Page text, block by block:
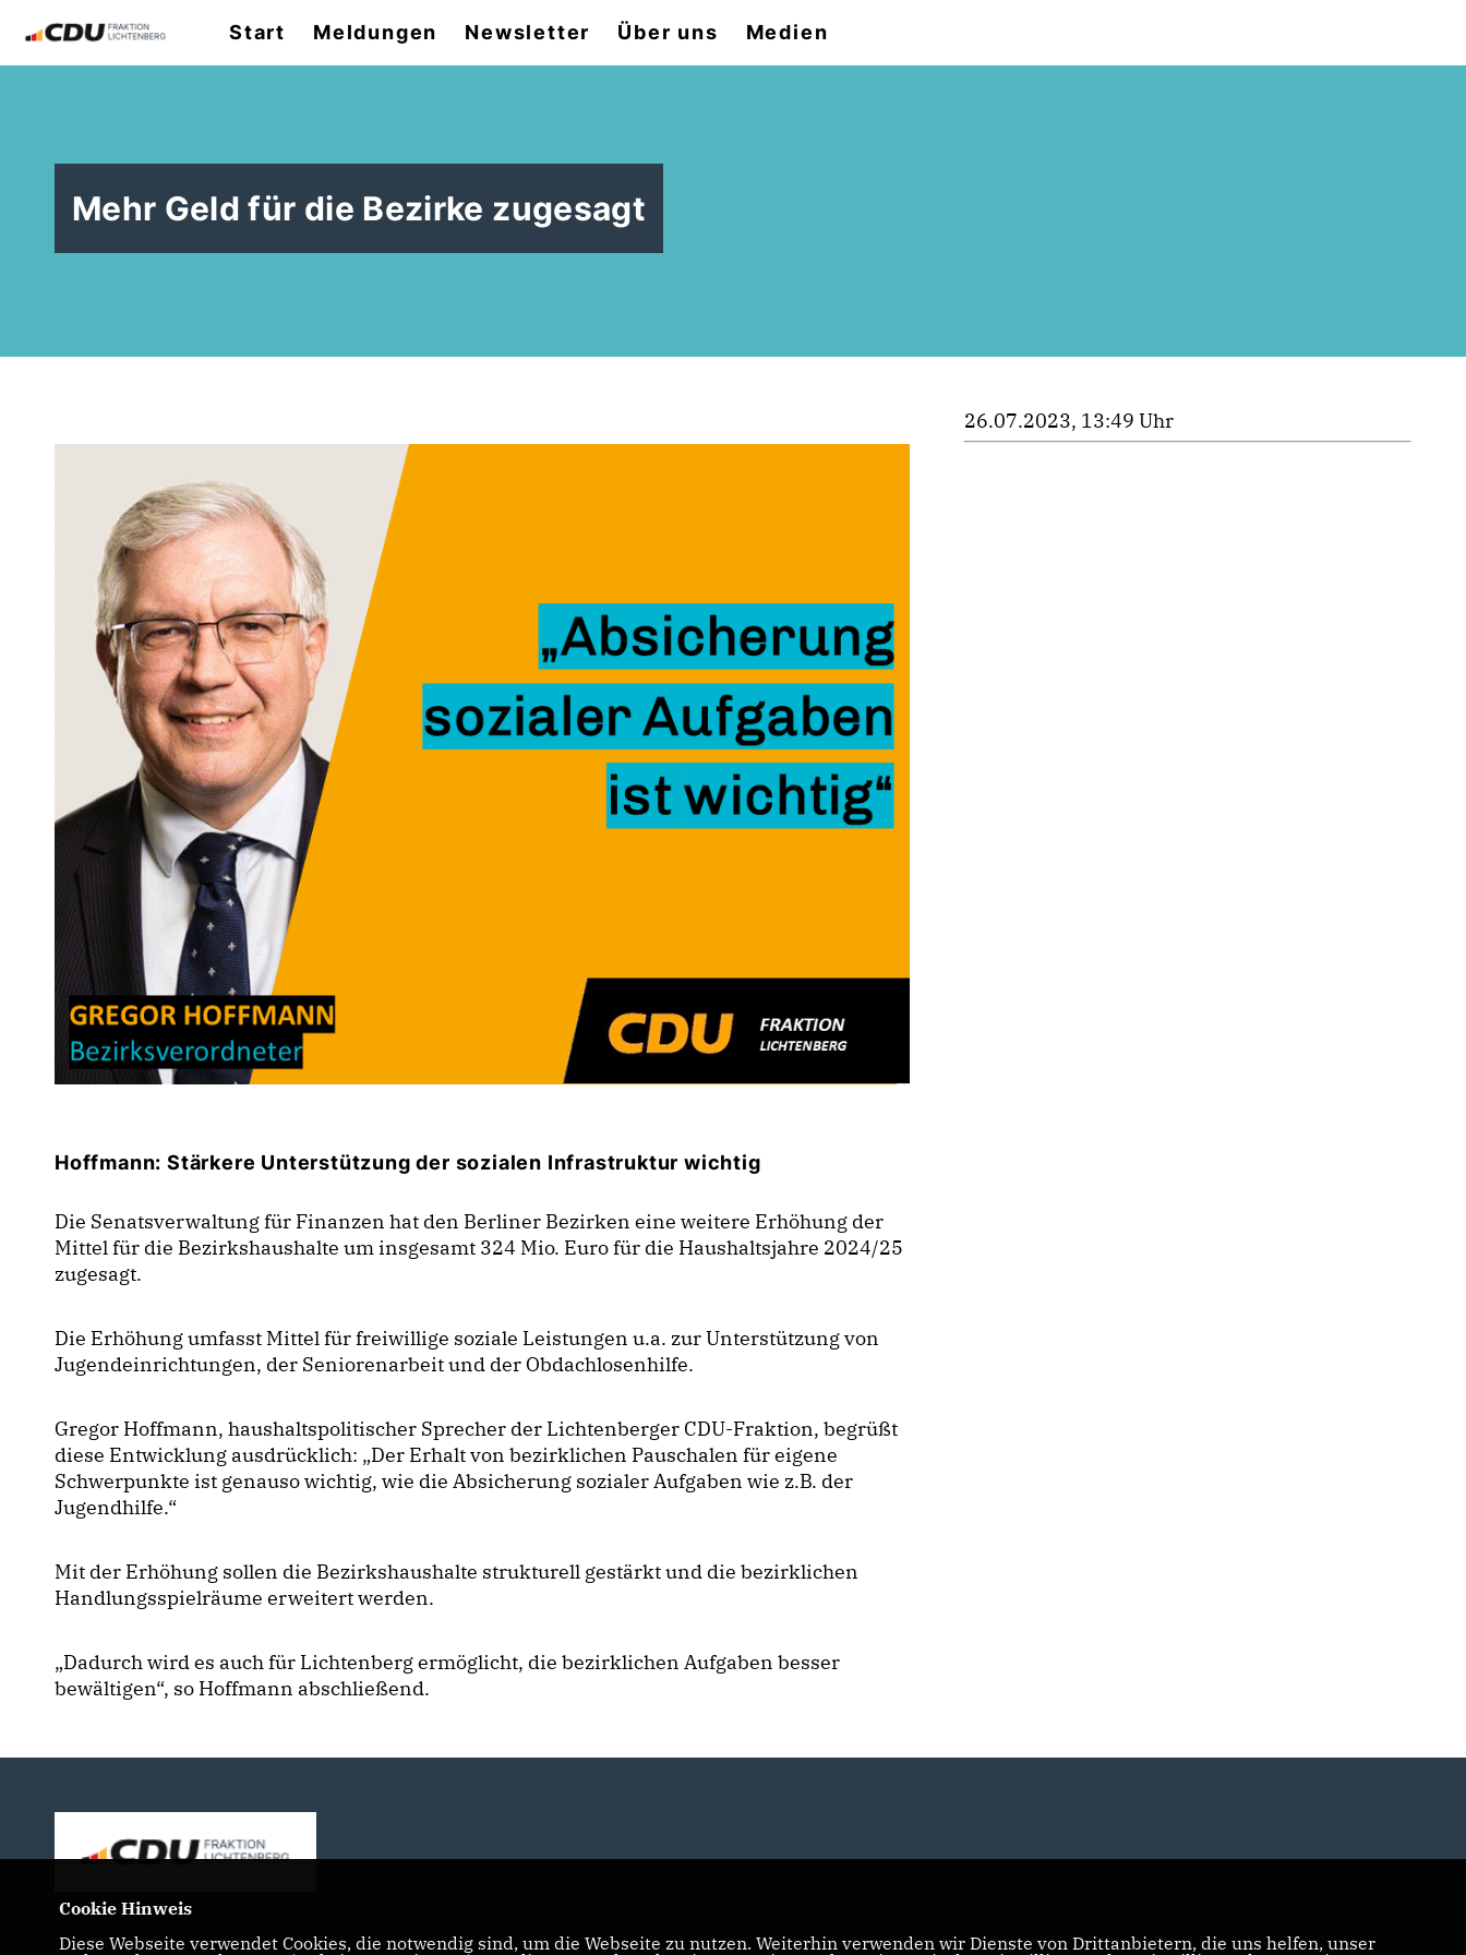
Start Meldungen Newsletter Über uns Medien
Mehr Geld für die Bezirke zugesagt
Hoffmann: Stärkere Unterstützung der sozialen Infrastruktur wichtig
Die Senatsverwaltung für Finanzen hat den Berliner Bezirken eine weitere Erhöhung der
Mittel für die Bezirkshaushalte um insgesamt 324 Mio. Euro für die Haushaltsjahre 2024/25
zugesagt.
Die Erhöhung umfasst Mittel für freiwillige soziale Leistungen u.a. zur Unterstützung von
Jugendeinrichtungen, der Seniorenarbeit und der Obdachlosenhilfe.
Gregor Hoffmann, haushaltspolitischer Sprecher der Lichtenberger CDU-Fraktion, begrüßt
diese Entwicklung ausdrücklich: „Der Erhalt von bezirklichen Pauschalen für eigene
Schwerpunkte ist genauso wichtig, wie die Absicherung sozialer Aufgaben wie z.B. der
Jugendhilfe.“
Mit der Erhöhung sollen die Bezirkshaushalte strukturell gestärkt und die bezirklichen
Handlungsspielräume erweitert werden.
Dadurch wird es auch für Lichtenberg ermöglicht, die bezirklichen Aufgaben besser
bewältigen“, so Hoffmann abschließend.
26.07.2023, 13:49 Uhr
Cookie Hinweis
Diese Webseite verwendet Cookies, die notwendig sind, um die Webseite zu nutzen. Weiterhin verwenden wir Dienste von Drittanbietern, die uns helfen, unser